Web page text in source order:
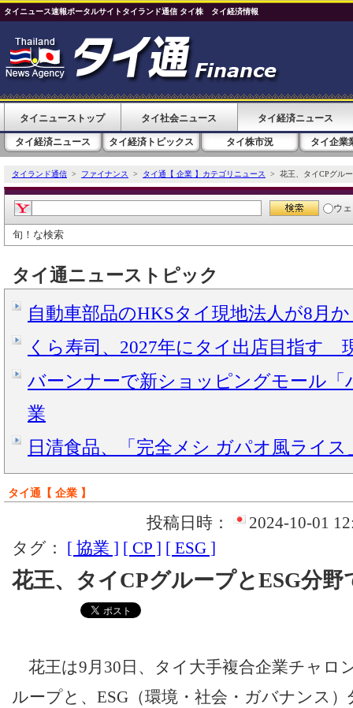
タイニュース速報ポータルサイトタイランド通信 タイ株 タイ経済情報
タイニューストップ タイ社会ニュース タイ経済ニュース
タイ経済ニュース タイ経済トピックス タイ株市況 タイ企業
タイランド通信 > ファイナンス > タイ通【 企業 】カテゴリニュース > 花王、タイCPグル
ウ
旬！な検索
タイ通ニューストピック
自動車部品のHKSタイ現地法人が8月
くら寿司、2027年にタイ出店目指す
バーンナーで新ショッピングモール「
業
日清食品、「完全メシ ガパオ風ライス
タイ通【 企業 】
投稿日時：
2024-10-01
タグ： [ 協業 ] [ CP ] [ ESG ]
花王、タイCPグループとESG分野
花王は9月30日、タイ大手複合企業チャロ
ループと、ESG（環境・社会・ガバナンス